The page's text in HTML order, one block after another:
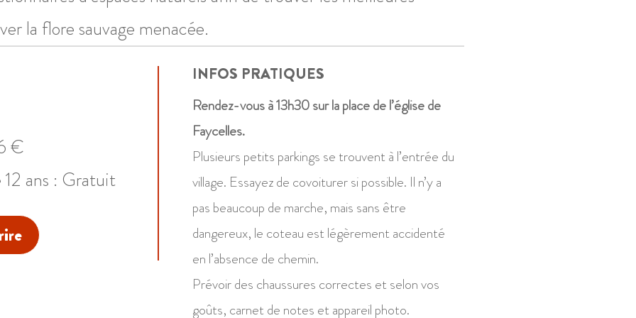
la flore sauvage menacée.
€
ans : Gratuit
INFOS PRATIQUES
Rendez-vous à 13h30 sur la place de l’église de
Faycelles.
Plusieurs petits parkings se trouvent à l’entrée du
village. Essayez de covoiturer si possible. Il n’y a
pas beaucoup de marche, mais sans être
dangereux, le coteau est légèrement accidenté
en l’absence de chemin.
Prévoir des chaussures correctes et selon vos
goûts, carnet de notes et appareil photo.